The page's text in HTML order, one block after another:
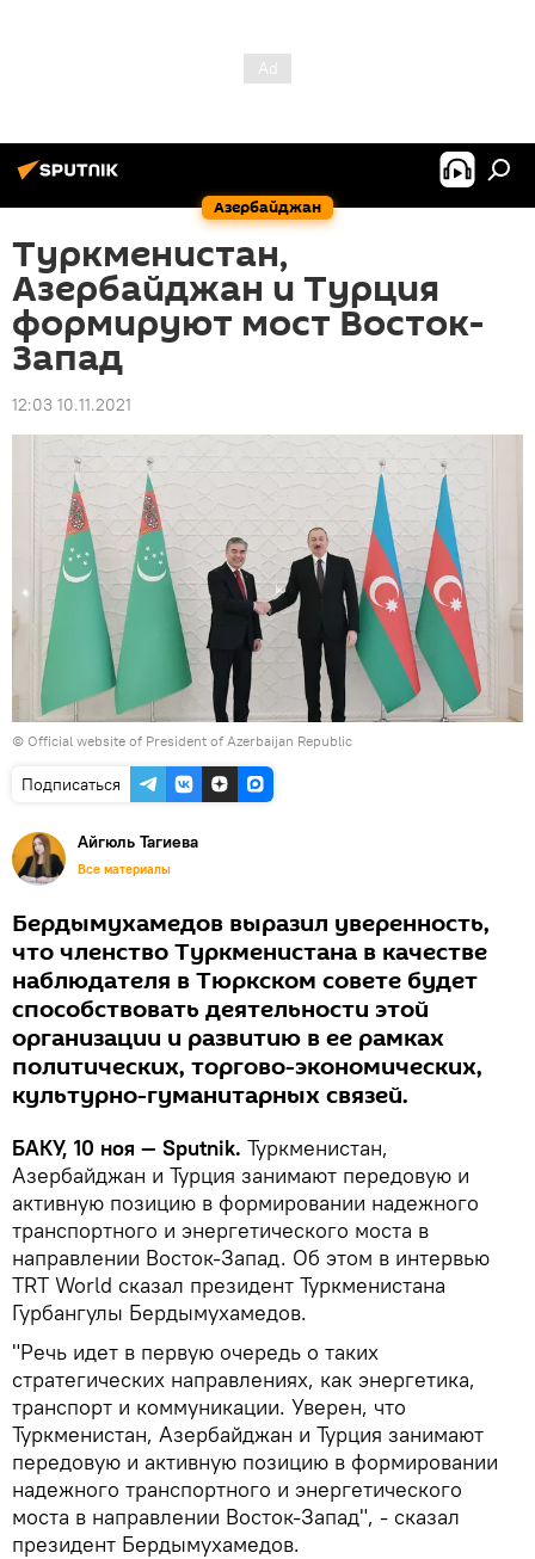
Азербайджан
Туркменистан,
Азербайджан и Турция
формируют мост Восток-
Запад
12:03 10.11.2021
© Official website of President of Azerbaijan Republic
Подписаться
Айгюль Тагиева
Все материалы
Бердымухамедов выразил уверенность,
что членство Туркменистана в качестве
наблюдателя в Тюркском совете будет
способствовать деятельности этой
организации и развитию в ее рамках
политических, торгово-экономических,
культурно-гуманитарных связей.
БАКУ, 10 ноя — Sputnik. Туркменистан,
Азербайджан и Турция занимают передовую и
активную позицию в формировании надежного
транспортного и энергетического моста в
направлении Восток-Запад. Об этом в интервью
TRT World сказал президент Туркменистана
Гурбангулы Бердымухамедов.
"Речь идет в первую очередь о таких
стратегических направлениях, как энергетика,
транспорт и коммуникации. Уверен, что
Туркменистан, Азербайджан и Турция занимают
передовую и активную позицию в формировании
надежного транспортного и энергетического
моста в направлении Восток-Запад", - сказал
президент Бердымухамедов.